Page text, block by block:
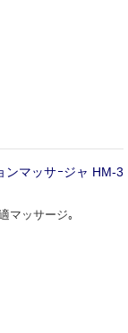
マッサｰジャ HM-3
マッサージ｡